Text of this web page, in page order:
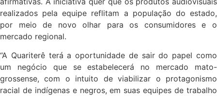
realizados pela equipe reflitam a população do estado,
por meio de novo olhar para os consumidores e o
mercado regional.
“A Quariterê terá a oportunidade de sair do papel como
um negócio que se estabelecerá no mercado mato-
grossense, com o intuito de viabilizar o protagonismo
racial de indígenas e negros, em suas equipes de trabalho